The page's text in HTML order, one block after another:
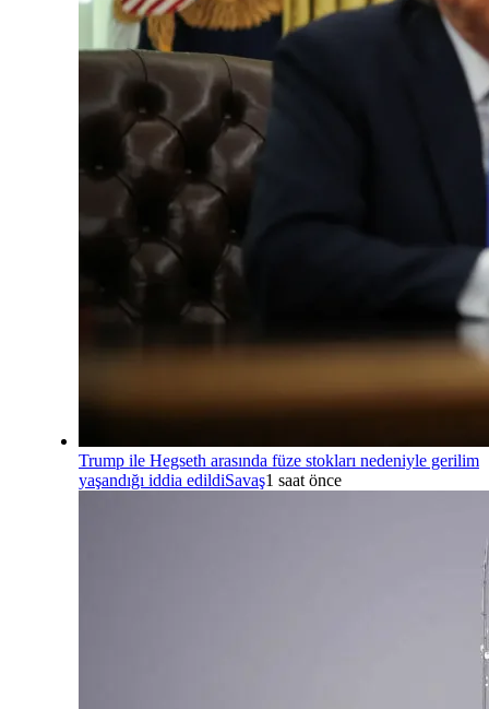
Trump ile Hegseth arasında füze stokları nedeniyle gerilim
yaşandığı iddia edildiSavaş1 saat önce